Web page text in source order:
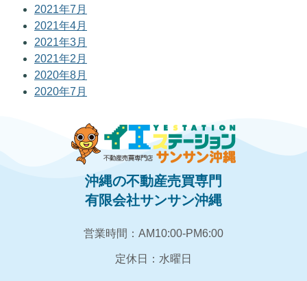
2021年7月
2021年4月
2021年3月
2021年2月
2020年8月
2020年7月
沖縄の不動産売買専門
有限会社サンサン沖縄
営業時間：AM10:00‐PM6:00
定休日：水曜日